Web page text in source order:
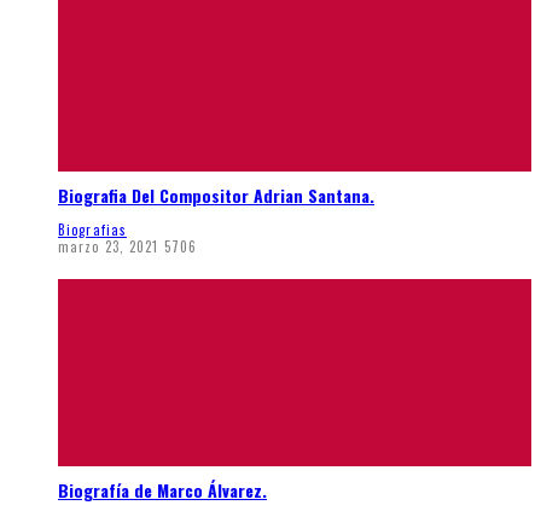
Biografia Del Compositor Adrian Santana.
Biografias
marzo 23, 2021 5706
Biografía de Marco Álvarez.